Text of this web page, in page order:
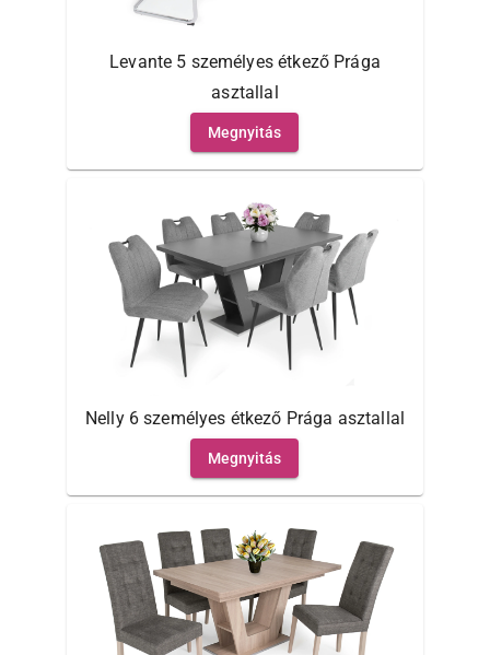
Levante 5 személyes étkező Prága
asztallal
Megnyitás
Nelly 6 személyes étkező Prága asztallal
Megnyitás